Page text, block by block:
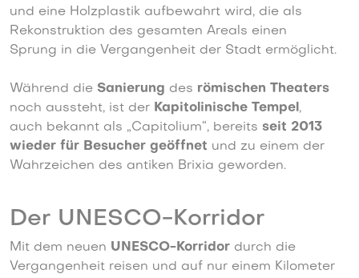
und eine Holzplastik aufbewahrt wird, die als
Rekonstruktion des gesamten Areals einen
Sprung in die Vergangenheit der Stadt ermöglicht.
Während die Sanierung des römischen Theaters
noch aussteht, ist der Kapitolinische Tempel,
auch bekannt als „Capitolium“, bereits seit 2013
wieder für Besucher geöffnet und zu einem der
Wahrzeichen des antiken Brixia geworden.
Der UNESCO-Korridor
Mit dem neuen UNESCO-Korridor durch die
Vergangenheit reisen und auf nur einem Kilometer